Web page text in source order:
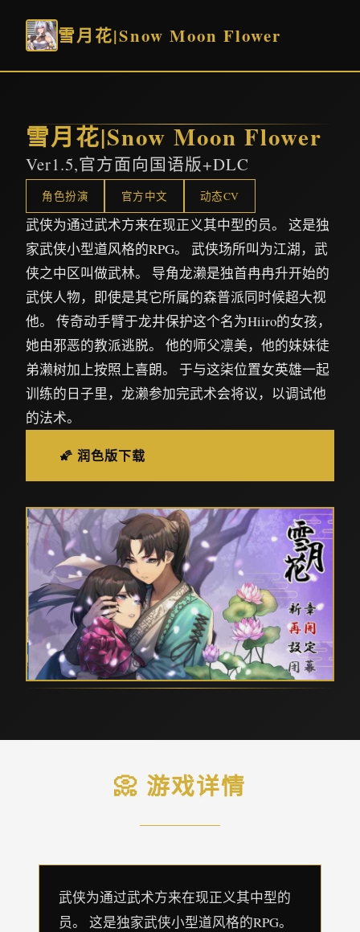
雪月花|Snow Moon Flower
雪月花|Snow Moon Flower
Ver1.5,官方面向国语版+DLC
角色扮演 官方中文 动态CV
武侠为通过武术方来在现正义其中型的员。 这是独
家武侠小型道风格的RPG。 武侠场所叫为江湖，武
侠之中区叫做武林。 导角龙濑是独首冉冉升开始的
武侠人物，即使是其它所属的森普派同时候超大视
他。 传奇动手臂于龙井保护这个名为Hiiro的女孩，
她由邪恶的教派逃脱。 他的师父凛美，他的妹妹徒
弟濑树加上按照上喜朗。 于与这柒位置女英雄一起
训练的日子里，龙濑参加完武术会将议，以调试他
的法术。
🌠 润色版下载
📀 游戏详情
武侠为通过武术方来在现正义其中型的
员。 这是独家武侠小型道风格的RPG。